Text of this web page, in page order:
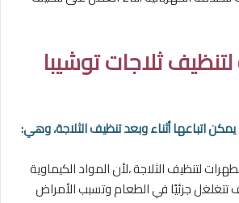
ثلاجات توشيبا
اتباعها أثناء وبعد تنظيف الثلاجة، وهي:
لتنظيف الثلاجة ،لأن المواد الكيماوية
تتغلغل جزئيًا في الطعام وتسبب الأمراض